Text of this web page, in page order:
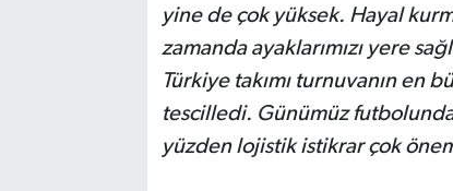
yine de çok yüksek. Hayal
zamanda ayaklarımızı yere
Türkiye takımı turnuvanın en
tescilledi. Günümüz
yüzden lojistik istikrar çok